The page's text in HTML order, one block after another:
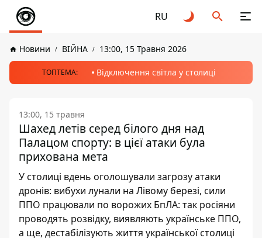
RU
Новини ВІЙНА 13:00, 15 Травня 2026
ТОПТЕМА: Відключення світла у столиці
13:00, 15 травня
Шахед летів серед білого дня над
Палацом спорту: в цієї атаки була
прихована мета
У столиці вдень оголошували загрозу атаки
дронів: вибухи лунали на Лівому березі, сили
ППО працювали по ворожих БпЛА: так росіяни
проводять розвідку, виявляють українське ППО,
а ще, дестабілізують життя української столиці